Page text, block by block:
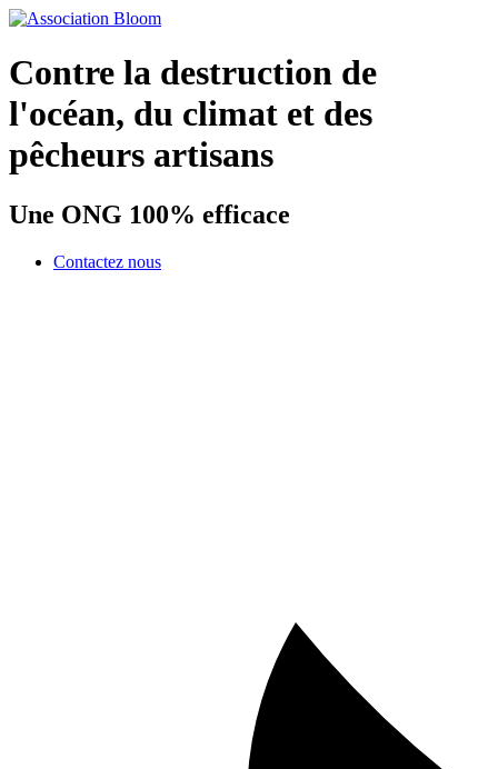
Contre la destruction de
l'océan, du climat et des
pêcheurs artisans
Une ONG 100% efficace
Contactez nous